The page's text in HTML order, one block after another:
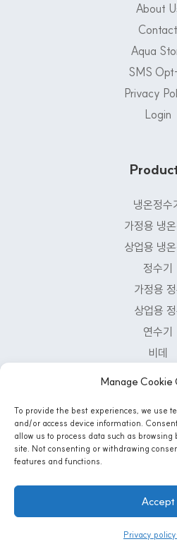
Manage Cookie
To provide the best experiences, we use
and/or access device information.
allow us to process data such as
site. Not consenting or withdrawing
features and functions.
Accept
Privacy
About
Contact
Aqua
SMS
Privacy
Login
냉온정수
가정용 냉
상업용 냉
정수기
가정용
상업용
연수기
비데
Customer
1-800-
Mon - Fri: 8 AM - 5 PM |